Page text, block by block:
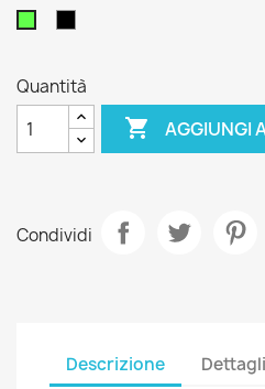
Quantità
 AGGIUNGI
Condividi
Descrizione